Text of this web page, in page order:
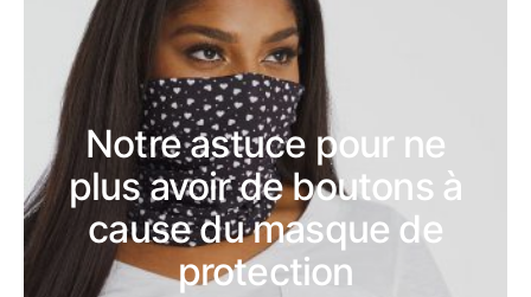
Notre astuce pour ne
plus avoir de boutons à
cause du masque de
protection